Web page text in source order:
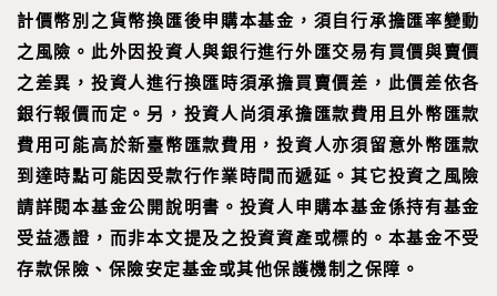
計價幣別之貨幣換匯後申購本基金，須自行承擔匯率變動
之風險。此外因投資人與銀行進行外匯交易有買價與賣價
之差異，投資人進行換匯時須承擔買賣價差，此價差依各
銀行報價而定。另，投資人尚須承擔匯款費用且外幣匯款
費用可能高於新臺幣匯款費用，投資人亦須留意外幣匯款
到達時點可能因受款行作業時間而遞延。其它投資之風險
請詳閱本基金公開說明書。投資人申購本基金係持有基金
受益憑證，而非本文提及之投資資產或標的。本基金不受
存款保險、保險安定基金或其他保護機制之保障。